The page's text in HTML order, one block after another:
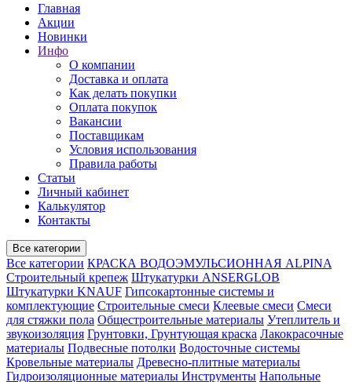
Главная
Акции
Новинки
Инфо
О компании
Доставка и оплата
Как делать покупки
Оплата покупок
Вакансии
Поставщикам
Условия использования
Правила работы
Статьи
Личный кабинет
Калькулятор
Контакты
Все категории
Все категории КРАСКА ВОДОЭМУЛЬСИОННАЯ ALPINA
Строительный крепеж Штукатурки ANSERGLOB
Штукатурки KNAUF Гипсокартонные системы и
комплектующие Строительные смеси Клеевые смеси Смеси
для стяжки пола Общестроительные материалы Утеплитель и
звукоизоляция Грунтовки, Грунтующая краска Лакокрасочные
материалы Подвесные потолки Водосточные системы
Кровельные материалы Древесно-плитные материалы
Гидроизоляционные материалы Инструменты Напольные